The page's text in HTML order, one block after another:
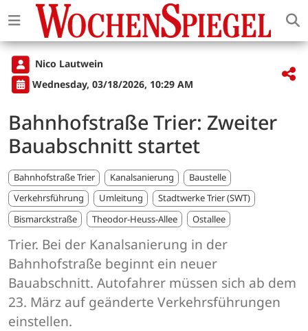
Nico Lautwein
Wednesday, 03/18/2026, 10:29 AM
Bahnhofstraße Trier: Zweiter
Bauabschnitt startet
Bahnhofstraße Trier Kanalsanierung
Baustelle
Verkehrsführung
Umleitung
Stadtwerke Trier (SWT)
Bismarckstraße
Theodor-Heuss-Allee Ostallee
Trier. Bei der Kanalsanierung in der
Bahnhofstraße beginnt ein neuer
Bauabschnitt. Autofahrer müssen sich ab dem
23. März auf geänderte Verkehrsführungen
einstellen.